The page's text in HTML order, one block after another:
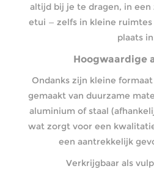
altijd bij je te dragen, in
etui — zelfs in kleine
plaats
Hoogwaardige
Ondanks zijn kleine formaat
gemaakt van duurzame
aluminium of staal
wat zorgt voor een
een aantrekkelijk
Verkrijgbaar als